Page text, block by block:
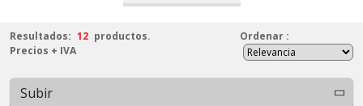
Resultados: 12 productos.
Precios + IVA
Subir
Ordenar :